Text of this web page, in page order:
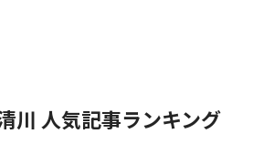
川 人気記事ランキング